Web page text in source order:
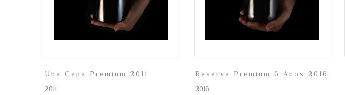
Una Cepa Premium 2011
2011
Reserva Premium 6 Anos 2016
2016